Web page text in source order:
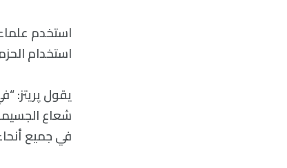
استخدام
يقول پريتز:
شعاع
في جميع